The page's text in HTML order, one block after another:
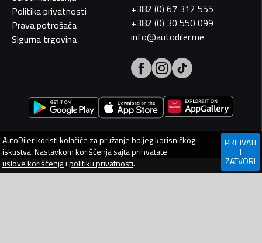
Politika privatnosti
Prava potrošača
Sigurna trgovina
+382 (0) 67 312 555
+382 (0) 30 550 099
info@autodiler.me
AutoDilerkoristi kolačiće za pružanje boljeg korisničkog
iskustva. Nastavkom korišćenja sajta prihvatate
uslove korišćenjaipolitiku privatnosti.
PRIHVATI
I
ZATVORI